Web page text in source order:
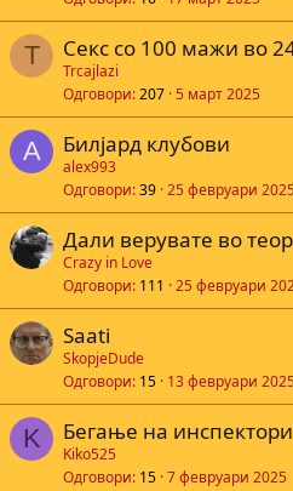
T Секс со 100 мажи во
Trcajlazi
Одговори 207 5 март 2025
A Билјард клубови
alex993
Одговори 39 25 февруари
Дали верувате во
Crazy in Love
Одговори 111 25 февруари
Saati
SkopjeDude
Одговори 15 13 февруари
K Бегање на
Kiko525
Одговори 15 7 февруари 2025